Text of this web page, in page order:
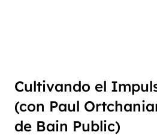
Cultivando el
(con Paul
de Bain Public)